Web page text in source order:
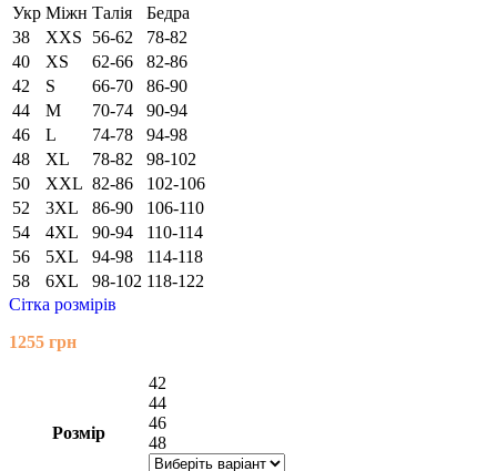
Укр Міжн Талія
Бедра
38
XXS 56-62
78-82
40
XS 62-66
82-86
42
S 66-70
86-90
44
M 70-74
90-94
46
L 74-78
94-98
48
XL 78-82
98-102
50
XXL 82-86
102-106
52
3XL 86-90
106-110
54
4XL 90-94
110-114
56
5XL 94-98
114-118
58
6XL 98-102 118-122
Сітка розмірів
1255 грн
Розмір
42
44
46
48